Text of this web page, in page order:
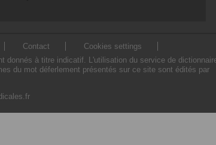
Contact
Cookies settings
donnés à titre indicatif. L'utilisation du service de
du mot déferlement présentés sur ce site sont édités par